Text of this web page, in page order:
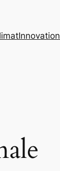
Innovation